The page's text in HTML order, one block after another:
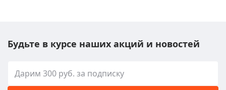
Будьте в курсе наших акций и новостей